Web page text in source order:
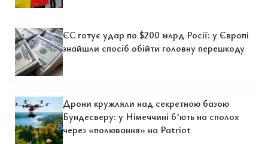
ЄС готує удар по $200 млрд Росії: у Європі
знайшли спосіб обійти головну перешкоду
Дрони кружляли над секретною базою
Бундесверу: у Німеччині б’ють на сполох
через «полювання» на Patriot